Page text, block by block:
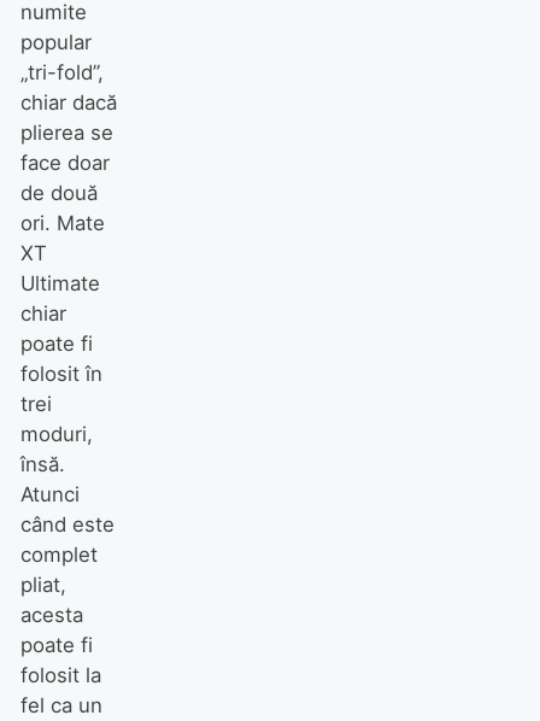
numite
popular
„tri-fold”,
chiar dacă
plierea se
face doar
de două
ori. Mate
XT
Ultimate
chiar
poate fi
folosit în
trei
moduri,
însă.
Atunci
când este
complet
pliat,
acesta
poate fi
folosit la
fel ca un